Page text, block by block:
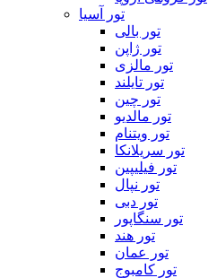
تور آسیا
تور بالی
تور ژاپن
تور مالزی
تور تایلند
تور چین
تور مالدیو
تور ویتنام
تور سریلانکا
تور فیلیپین
تور نپال
تور دبی
تور سنگاپور
تور هند
تور عمان
تور کامبوج